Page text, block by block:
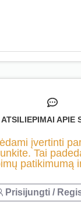
APIE
įvertinti
Tai
patikimumą
Prisijungti /